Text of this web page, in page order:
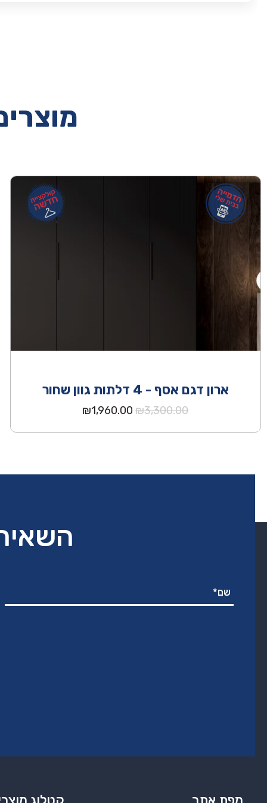
ארון דגם אסף - 4 דלתות גוון שחור
₪3,300.00
המחיר
היה:
₪1,960.00
המחיר
הוא: